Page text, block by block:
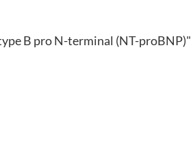
日本語
B pro N-terminal (NT-proBNP)"